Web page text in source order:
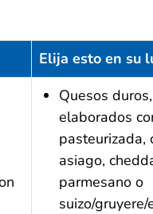
Elija esto en su
Quesos duros,
elaborados
pasteurizada,
asiago,
parmesano o
suizo/